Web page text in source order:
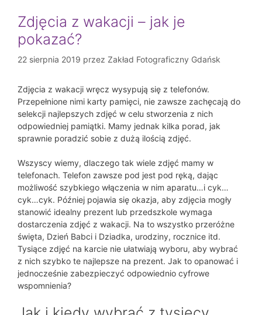
Zdjęcia z wakacji – jak je
pokazać?
22 sierpnia 2019 przez Zakład Fotograficzny Gdańsk
Zdjęcia z wakacji wręcz wysypują się z telefonów.
Przepełnione nimi karty pamięci, nie zawsze zachęcają do
selekcji najlepszych zdjęć w celu stworzenia z nich
odpowiedniej pamiątki. Mamy jednak kilka porad, jak
sprawnie poradzić sobie z dużą ilością zdjęć.
Wszyscy wiemy, dlaczego tak wiele zdjęć mamy w
telefonach. Telefon zawsze pod jest pod ręką, dając
możliwość szybkiego włączenia w nim aparatu…i cyk…
cyk…cyk. Później pojawia się okazja, aby zdjęcia mogły
stanowić idealny prezent lub przedszkole wymaga
dostarczenia zdjęć z wakacji. Na to wszystko przeróżne
święta, Dzień Babci i Dziadka, urodziny, rocznice itd.
Tysiące zdjęć na karcie nie ułatwiają wyboru, aby wybrać
z nich szybko te najlepsze na prezent. Jak to opanować i
jednocześnie zabezpieczyć odpowiednio cyfrowe
wspomnienia?